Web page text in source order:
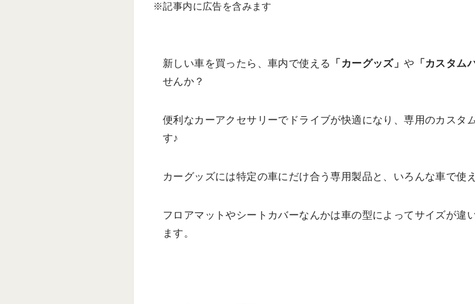
※記事内に広告を含みます
新しい車を買ったら、車内で使える 「カーグッズ」や 「カスタム
せんか？
便利なカーアクセサリーでドライブが快適になり、専用のカスタ
す♪
カーグッズには特定の車にだけ合う専用製品と、いろんな車で使
フロアマットやシートカバーなんかは車の型によってサイズが違
ます。